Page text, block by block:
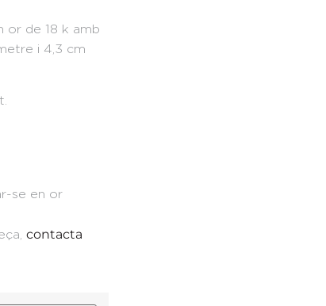
or de 18 k amb
i 4,3 cm
se en or
contacta